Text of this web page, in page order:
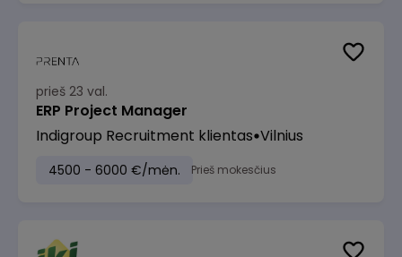
prieš 23 val.
ERP Project Manager
Indigroup Recruitment klientas Vilnius
4500 - 6000 €/mėn. Prieš mokesčius